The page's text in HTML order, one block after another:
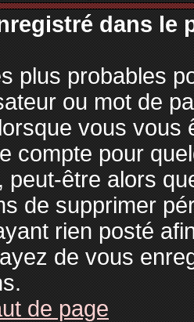
dans le
plus probables
ou mot de
vous vous
compte pour
peut-être alors
de supprimer
rien posté
de vous
de page